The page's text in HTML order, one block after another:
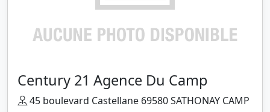
Century 21 Agence Du Camp
45 boulevard Castellane 69580 SATHONAY CAMP